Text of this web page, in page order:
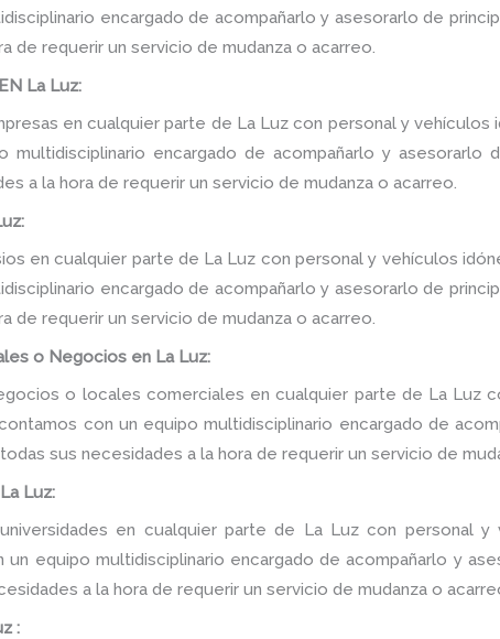
encargado de acompañarlo y asesorarlo de
de requerir un servicio de mudanza o acarreo.
La Luz:
en cualquier parte de La Luz con personal y vehículos
multidisciplinario encargado de acompañarlo y asesorarlo
a la hora de requerir un servicio de mudanza o acarreo.
en cualquier parte de La Luz con personal y vehículos
encargado de acompañarlo y asesorarlo de
de requerir un servicio de mudanza o acarreo.
o Negocios en La Luz:
o locales comerciales en cualquier parte de La Luz
con un equipo multidisciplinario encargado de
sus necesidades a la hora de requerir un servicio de
Luz:
en cualquier parte de La Luz con personal y
equipo multidisciplinario encargado de acompañarlo y
a la hora de requerir un servicio de mudanza o
: